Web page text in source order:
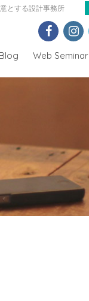
とする設計事務所
Blog Web Seminar